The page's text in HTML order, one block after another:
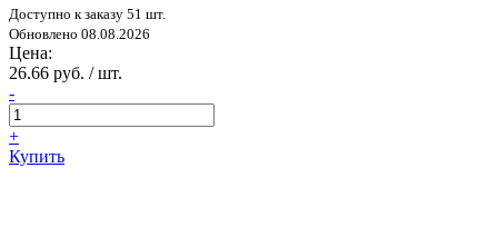
Доступно к заказу 51 шт.
Обновлено 08.08.2026
Цена:
26.66 руб. / шт.
-
+
Купить